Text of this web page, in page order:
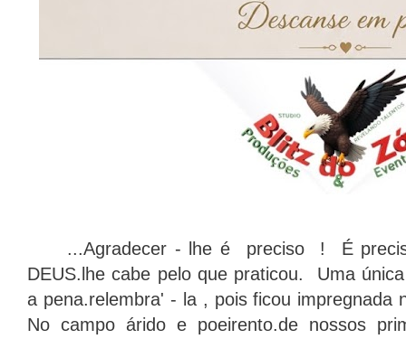
...Agradecer - lhe é preciso ! É
DEUS.lhe cabe pelo que praticou. Uma
a pena.relembra' - la , pois ficou impregnada
No campo árido e poeirento.de nossos